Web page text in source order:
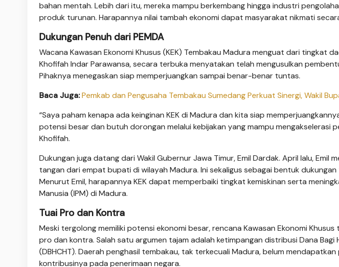
bahan mentah. Lebih dari itu, mereka mampu berkembang hingga industri
produk turunan. Harapannya nilai tambah ekonomi dapat masyarakat nikmati
Dukungan Penuh dari PEMDA
Wacana Kawasan Ekonomi Khusus (KEK) Tembakau Madura menguat dari tingkat
Khofifah Indar Parawansa, secara terbuka menyatakan telah mengusulkan
Pihaknya menegaskan siap memperjuangkan sampai benar-benar tuntas.
Baca Juga:Pemkab dan Pengusaha Tembakau Sumedang Perkuat Sinergi, Wakil
“Saya paham kenapa ada keinginan KEK di Madura dan kita siap
potensi besar dan butuh dorongan melalui kebijakan yang mampu mengakselerasi
Khofifah.
Dukungan juga datang dari Wakil Gubernur Jawa Timur, Emil Dardak. April lalu, Emil
tangan dari empat bupati di wilayah Madura. Ini sekaligus sebagai bentuk
Menurut Emil, harapannya KEK dapat memperbaiki tingkat kemiskinan serta
Manusia (IPM) di Madura.
Tuai Pro dan Kontra
Meski tergolong memiliki potensi ekonomi besar, rencana Kawasan Ekonomi
pro dan kontra. Salah satu argumen tajam adalah ketimpangan distribusi Dana Bagi
(DBHCHT). Daerah penghasil tembakau, tak terkecuali Madura, belum
kontribusinya pada penerimaan negara.